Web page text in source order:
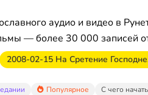
аудио и видео в
— более 30 000 записей
2008-02-15 На Сретение
Популярное С чего начать